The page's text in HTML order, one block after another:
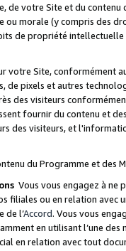
de votre Site et du
ou morale (y compris des
de propriété
votre Site, conformément
de pixels et autres
des visiteurs
fournir du contenu et
des visiteurs, et
du Programme et des
Vous vous engagez à ne
ou en relation avec
de l’Accord. Vous vous
en utilisant l’une
en relation avec tout